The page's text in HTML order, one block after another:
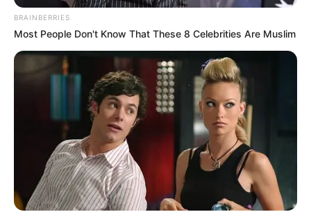
BRAINBERRIES
Most People Don't Know That These 8 Celebrities Are Muslim